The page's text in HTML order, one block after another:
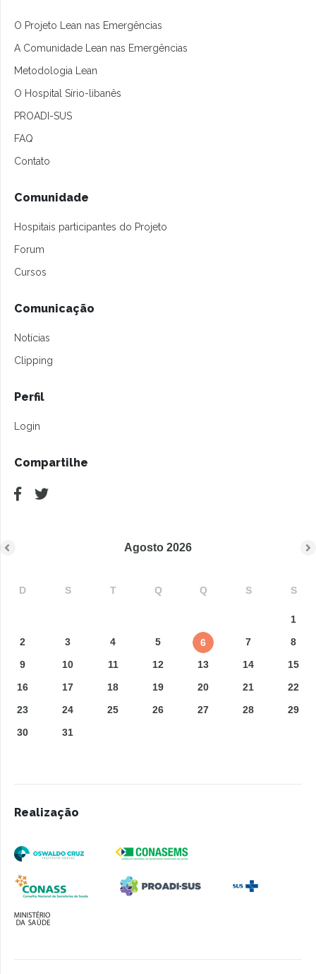
O Projeto Lean nas Emergências
A Comunidade Lean nas Emergências
Metodologia Lean
O Hospital Sírio-libanês
PROADI-SUS
FAQ
Contato
Comunidade
Hospitais participantes do Projeto
Forum
Cursos
Comunicação
Notícias
Clipping
Perfil
Login
Compartilhe
Agosto 2026
D S T Q Q S S
1
2
3 4 5 6 7
8
9
10 11 12 13 14
15
16
17 18 19 20 21
22
23
24 25 26 27 28
29
30
31
Realização